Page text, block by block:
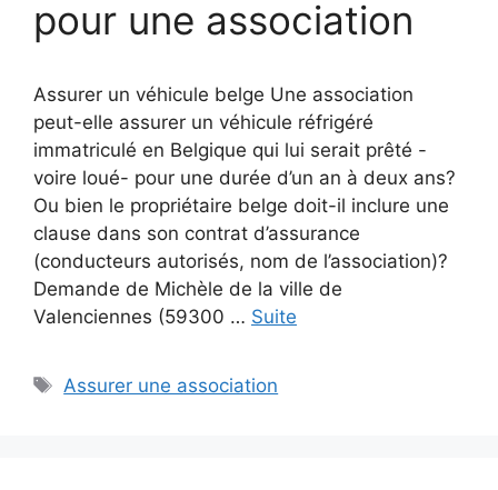
pour une association
Assurer un véhicule belge Une association
peut-elle assurer un véhicule réfrigéré
immatriculé en Belgique qui lui serait prêté -
voire loué- pour une durée d’un an à deux ans?
Ou bien le propriétaire belge doit-il inclure une
clause dans son contrat d’assurance
(conducteurs autorisés, nom de l’association)?
Demande de Michèle de la ville de
Valenciennes (59300 … Suite
Étiquettes
Assurer une association